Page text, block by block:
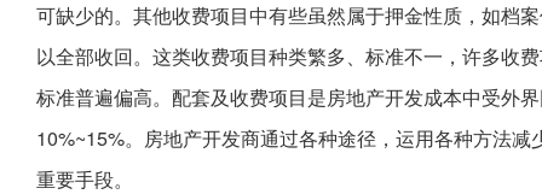
可缺少的。其他收费项目中有些虽然属于押金性质，如档
以全部收回。这类收费项目种类繁多、标准不一，许多收
标准普遍偏高。配套及收费项目是房地产开发成本中受外
10%~15%。房地产开发商通过各种途径，运用各种方法
重要手段。